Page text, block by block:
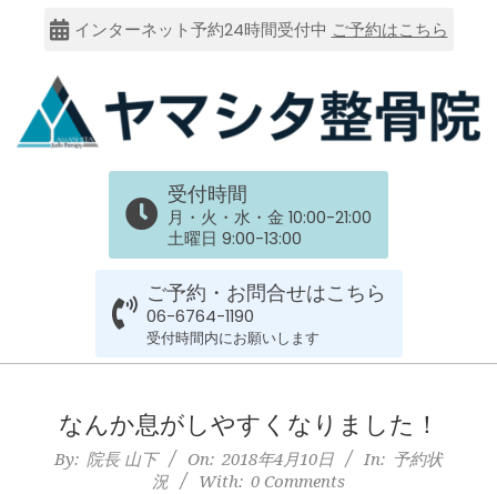
content
インターネット予約24時間受付中 ご予約はこちら
大
谷
六
上
受付時間
月・火・水・金 10:00-21:00
土曜日 9:00-13:00
ご予約・お問合せはこちら
06-6764-1190
受付時間内にお願いします
Navigationなんか息がしやすくなりました！
By: 院長 山下 On: 2018年4月10日 In: 予約状
況
With: 0 Comments